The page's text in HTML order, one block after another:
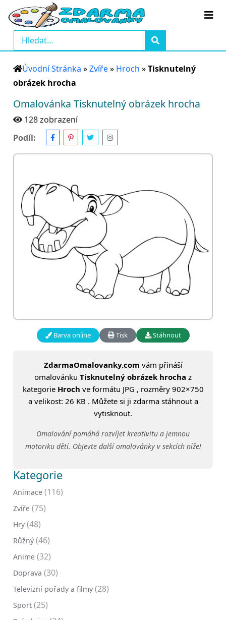
Úvodní Stránka »Zvíře» Hroch »Tisknutelný
obrázek hrocha
Omalovánka Tisknutelný obrázek hrocha
128 zobrazení
Podíl:
Barva online Tisk Stáhnout
ZdarmaOmalovanky.com vám přináší
omalovánku Tisknutelný obrázek hrocha z
kategorie Hroch ve formátu JPG , rozměry 902×750
a velikost: 26 KB . Můžete si ji zdarma stáhnout a
vytisknout.
Omalování pomáhá rozvíjet kreativitu a jemnou
motoriku dětí. Objevte další omalovánky v sekcích níže!
Kategorie
Animace (116)
Zvíře (75)
Hry (48)
Růžný (46)
Anime (32)
Doprava (30)
Televizní pořady a filmy (28)
Sport (25)